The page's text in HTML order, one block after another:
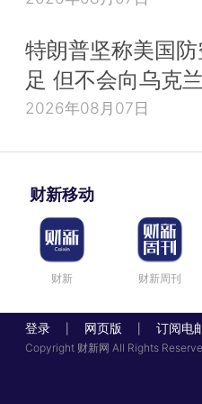
特朗普坚称美国
足 但不会向乌克
2026年08月07日
财新移动
财新 财新周刊
登录 网页版 订阅电
Copyright 财新网 All Rights